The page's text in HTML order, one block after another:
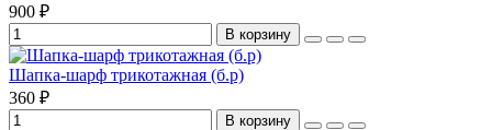
900 ₽
В корзину
Шапка-шарф трикотажная (б.р)
360 ₽
В корзину